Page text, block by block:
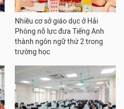
Nhiều cơ sở giáo dục ở Hải
Phòng nỗ lực đưa Tiếng Anh
thành ngôn ngữ thứ 2 trong
trường học